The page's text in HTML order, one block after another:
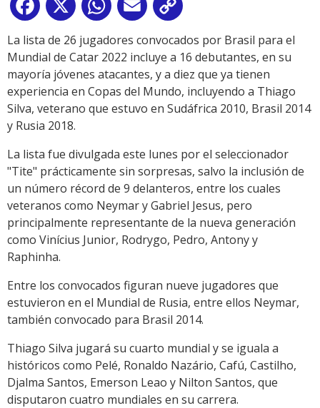
Facebook
X WhatsApp
Email
Link
La lista de 26 jugadores convocados por Brasil para el
Mundial de Catar 2022 incluye a 16 debutantes, en su
mayoría jóvenes atacantes, y a diez que ya tienen
experiencia en Copas del Mundo, incluyendo a Thiago
Silva, veterano que estuvo en Sudáfrica 2010, Brasil 2014
y Rusia 2018.
La lista fue divulgada este lunes por el seleccionador
"Tite" prácticamente sin sorpresas, salvo la inclusión de
un número récord de 9 delanteros, entre los cuales
veteranos como Neymar y Gabriel Jesus, pero
principalmente representante de la nueva generación
como Vinícius Junior, Rodrygo, Pedro, Antony y
Raphinha.
Entre los convocados figuran nueve jugadores que
estuvieron en el Mundial de Rusia, entre ellos Neymar,
también convocado para Brasil 2014.
Thiago Silva jugará su cuarto mundial y se iguala a
históricos como Pelé, Ronaldo Nazário, Cafú, Castilho,
Djalma Santos, Emerson Leao y Nilton Santos, que
disputaron cuatro mundiales en su carrera.